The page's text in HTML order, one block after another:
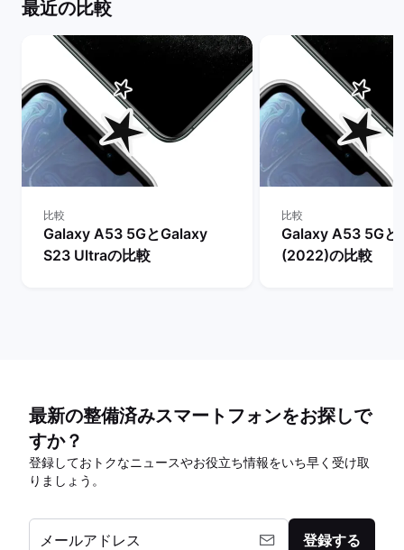
最近の比較
比較
Galaxy A53 5GとGalaxy
S23 Ultraの比較
比較
Galaxy A53 5Gと
(2022)の比較
最新の整備済みスマートフォンをお探しで
すか？
登録しておトクなニュースやお役立ち情報をいち早く受け取
りましょう。
メールアドレス 登録する